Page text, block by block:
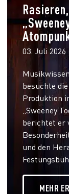
03. Juli
besuchte
Produktion
„Sweeney
berichtet er
und den
MEHR